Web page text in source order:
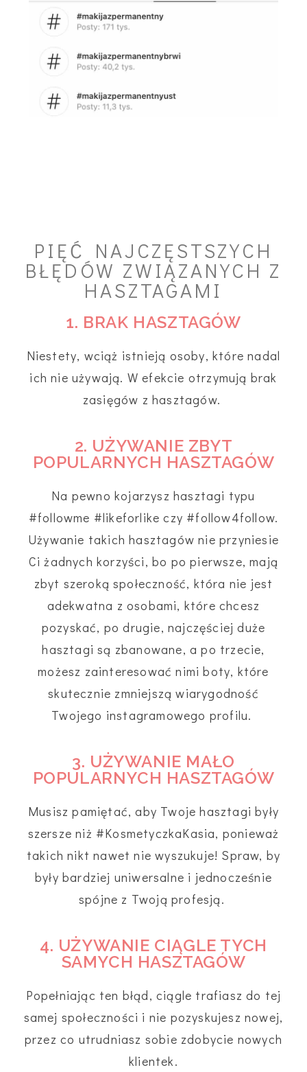
PIĘĆ NAJCZĘSTSZYCH
BŁĘDÓW ZWIĄZANYCH Z
HASZTAGAMI
1. BRAK HASZTAGÓW
Niestety, wciąż istnieją osoby, które nadal
ich nie używają. W efekcie otrzymują brak
zasięgów z hasztagów.
2. UŻYWANIE ZBYT
POPULARNYCH HASZTAGÓW
Na pewno kojarzysz hasztagi typu
#followme #likeforlike czy #follow4follow.
Używanie takich hasztagów nie przyniesie
Ci żadnych korzyści, bo po pierwsze, mają
zbyt szeroką społeczność, która nie jest
adekwatna z osobami, które chcesz
pozyskać, po drugie, najczęściej duże
hasztagi są zbanowane, a po trzecie,
możesz zainteresować nimi boty, które
skutecznie zmniejszą wiarygodność
Twojego instagramowego profilu.
3. UŻYWANIE MAŁO
POPULARNYCH HASZTAGÓW
Musisz pamiętać, aby Twoje hasztagi były
szersze niż #KosmetyczkaKasia, ponieważ
takich nikt nawet nie wyszukuje! Spraw, by
były bardziej uniwersalne i jednocześnie
spójne z Twoją profesją.
4. UŻYWANIE CIĄGLE TYCH
SAMYCH HASZTAGÓW
Popełniając ten błąd, ciągle trafiasz do tej
samej społeczności i nie pozyskujesz nowej,
przez co utrudniasz sobie zdobycie nowych
klientek.